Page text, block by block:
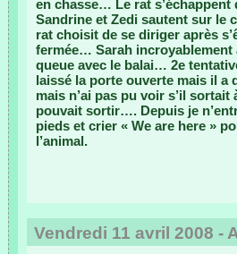
en chasse… Le rat
Sandrine et Zedi sautent sur le
rat choisit de se diriger après
fermée… Sarah
queue avec le balai… 2e
laissé la porte ouverte mais il a
mais n’ai pas pu voir s’il
pouvait sortir…. Depuis je
pieds et crier « We are here »
l’animal.
Vendredi 11 avril 2008 -